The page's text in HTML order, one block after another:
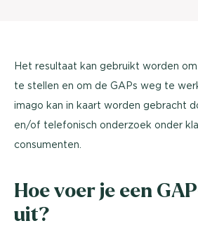
Het resultaat kan gebruikt worden
te stellen en om de GAPs weg te
imago kan in kaart worden gebracht
en/of telefonisch onderzoek onder
consumenten.
Hoe voer je een
uit?